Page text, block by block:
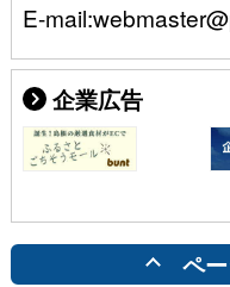
E-
企業広告
ペ